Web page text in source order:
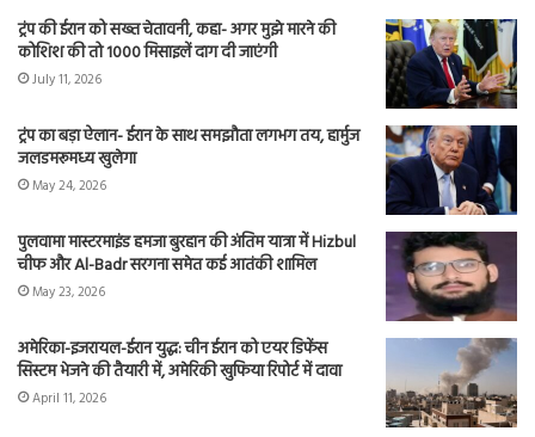
ट्रंप की ईरान को सख्त चेतावनी, कहा- अगर मुझे मारने की
कोशिश की तो 1000 मिसाइलें दाग दी जाएंगी
July 11, 2026
ट्रंप का बड़ा ऐलान- ईरान के साथ समझौता लगभग तय, हार्मुज
जलडमरूमध्य खुलेगा
May 24, 2026
पुलवामा मास्टरमाइंड हमजा बुरहान की अंतिम यात्रा में Hizbul
चीफ और Al-Badr सरगना समेत कई आतंकी शामिल
May 23, 2026
अमेरिका-इजरायल-ईरान युद्ध: चीन ईरान को एयर डिफेंस
सिस्टम भेजने की तैयारी में, अमेरिकी खुफिया रिपोर्ट में दावा
April 11, 2026